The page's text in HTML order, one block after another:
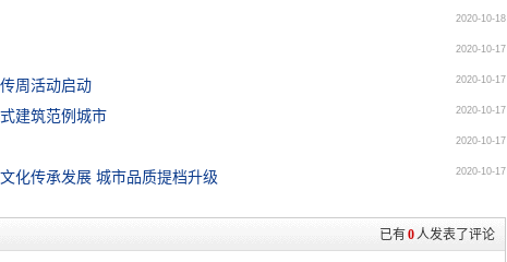
2020-10-18
2020-10-17
周活动启动 2020-10-17
建筑范例城市 2020-10-17
2020-10-17
化传承发展 城市品质提档升级 2020-10-17
已有0人发表了评论